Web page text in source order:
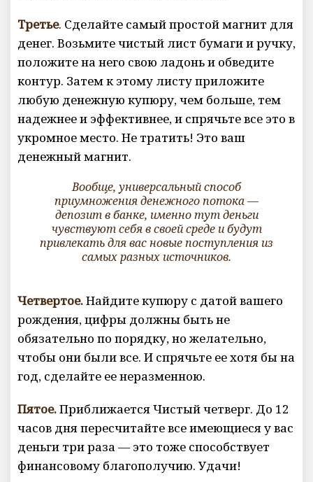
Третье. Сделайте самый простой магнит для
денег. Возьмите чистый лист бумаги и ручку,
положите на него свою ладонь и обведите
контур. Затем к этому листу приложите
любую денежную купюру, чем больше, тем
надежнее и эффективнее, и спрячьте все это в
укромное место. Не тратить! Это ваш
денежный магнит.
Вообще, универсальный способ
приумножения денежного потока—
депозит в банке, именно тут деньги
чувствуют себя в своей среде и будут
привлекать для вас новые поступления из
самых разных источников.
Четвертое.Найдите купюру с датой вашего
рождения, цифры должны быть не
обязательно по порядку, но желательно,
чтобы они были все. И спрячьте ее хотя бы на
год, сделайте ее неразменною.
Пятое.Приближается Чистый четверг. До 12
часов дня пересчитайте все имеющиеся у вас
деньги три раза — это тоже способствует
финансовому благополучию. Удачи!